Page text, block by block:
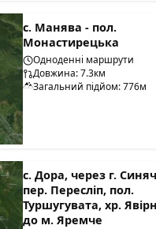
с. Манява - пол.
Монастирецька
Одноденні маршрути
Довжина: 7.3км
Загальний підйом: 776м
с. Дора, через г.
пер. Пересліп, пол.
Туршугувата, хр.
до м. Яремче